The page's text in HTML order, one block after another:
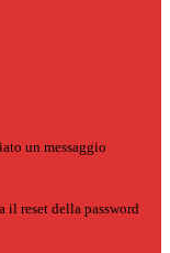
un messaggio
il reset della password